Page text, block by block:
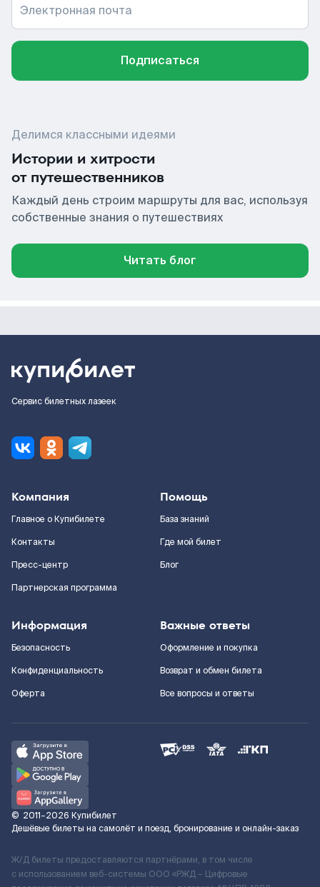
Электронная почта
Подписаться
Делимся классными идеями
Истории и хитрости
от путешественников
Каждый день строим маршруты для вас, используя
собственные знания о путешествиях
Читать блог
Сервис билетных лазеек
Компания
Главное о Купибилете
Контакты
Пресс-центр
Партнерская программа
Помощь
База знаний
Где мой билет
Блог
Информация
Безопасность
Конфиденциальность
Оферта
Важные ответы
Оформление и покупка
Возврат и обмен билета
Все вопросы и ответы
© 2011–2026 Купибилет
Дешёвые билеты на самолёт и поезд, бронирование и онлайн-заказ
Ж/Д билеты предоставляются партнёрами, в том числе
с использованием веб-системы ООО «РЖД – Цифровые